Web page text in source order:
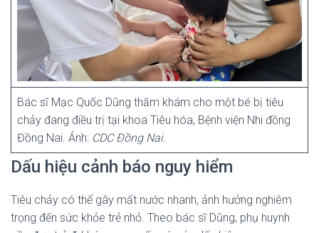
Bác sĩ Mạc Quốc Dũng thăm khám cho một bé bị tiêu
chảy đang điều trị tại khoa Tiêu hóa, Bệnh viện Nhi đồng
Đồng Nai. Ảnh: CDC Đồng Nai.
Dấu hiệu cảnh báo nguy hiểm
Tiêu chảy có thể gây mất nước nhanh, ảnh hưởng nghiêm
trọng đến sức khỏe trẻ nhỏ. Theo bác sĩ Dũng, phụ huynh